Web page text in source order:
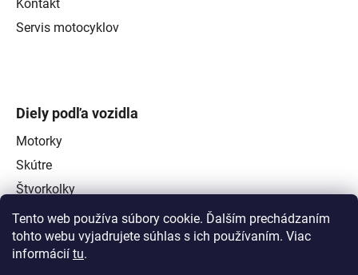
Tento web používa súbory cookie. Ďalším prechádzaním
tohto webu vyjadrujete súhlas s ich používaním. Viac
informácií tu.
Kontakt
Servis motocyklov
Diely podľa vozidla
Motorky
Skútre
Štvorkolky